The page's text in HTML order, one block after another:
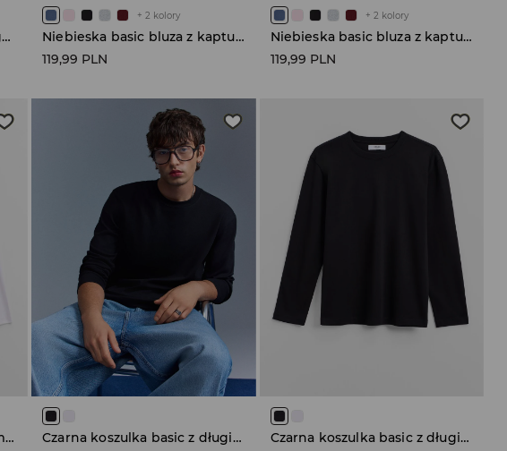
Ciemnoszara bluza basic regular fit z kapturem
+2 kolory
Niebieska basic bluza z kapturem
119,99 PLN
+ 2 kolory
Niebieska basic bluza z kapturem
119,99 PLN
Biała koszulka basic z długim rękawem
Czarna koszulka basic z długim rękawem
Czarna koszulka basic z długim rękawem